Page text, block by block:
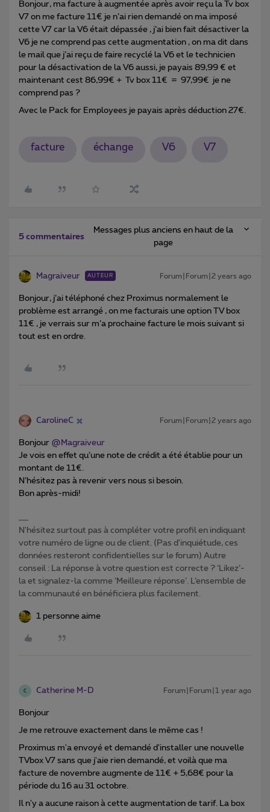
Bonjour, ma facture à augmentée après avoir reçu la Tv box
V7 on me facture 11€ je n’ai rien demandé on ma imposé
cette V7 car la V6 était dépassée , j’ai bien fait désactiver la
V6 je ne comprend pas cette augmentation , on ma dit dans
le mail que j’ai reçu de faire recyclé la V6 et le technicien
pour la désactivation de la V6 aussi, je payais 89,99 € et
maintenant cest 86,99€ + Tv box 11€ = 97,99€ je ne
comprend pas ?
Avec le Pack for Employees je payais après déduction 27€.
facture échange V6 V7
5 commentaires
Messages plus anciens en haut de la
page
Magraiveur AUTEUR Forum|Forum|2 years ago
Bonjour, j’ai téléphoné chez Proximus normalement le
problème est arrangé , on me facturais une option TV box
11€ , je verrais sur m’a prochaine facture le mois suivant si
tout est en ordre.
CarolineC Forum|Forum|2 years ago
Bonjour @Magraiveur
Je vois en effet qu’une note de crédit a été établie pour un
montant de 11€.
N’hésitez pas à revenir vers nous si besoin.
Bon après-midi!
N'hésitez surtout pas à compléter votre profil en indiquant
votre numéro de ligne ou de client. (Pas d'inquiétude, ces
données resteront confidentielles sur le forum) Autre
conseil : La réponse à votre question est correcte ? ‘Likez’-
la et signalez-la comme ‘Meilleure réponse’. L’ensemble de
la communauté en bénéficiera plus facilement.
1 personne aime
C Catherine M-D Forum|Forum|1 year ago
Bonjour
Je me retrouve exactement dans le même cas !
Proximus m'a envoyé et demandé d'installer une nouvelle
TVbox V7 sans que j'aie rien demandé, et voilà que ma
facture de novembre augmente de 11€ + 5,68€ pour la
période du 16 au 31 octobre.
Il n'y a aucune raison à cette augmentation de tarif. La box